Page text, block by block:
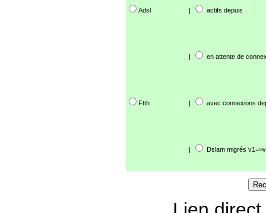
Adsl | actifs depuis
| en attente de
Ftth | avec connexions
| Dslam migrés